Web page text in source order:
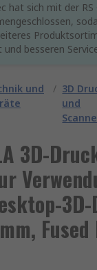
hat sich mit der RS
und besseren
und
/ 3D
und
3D-